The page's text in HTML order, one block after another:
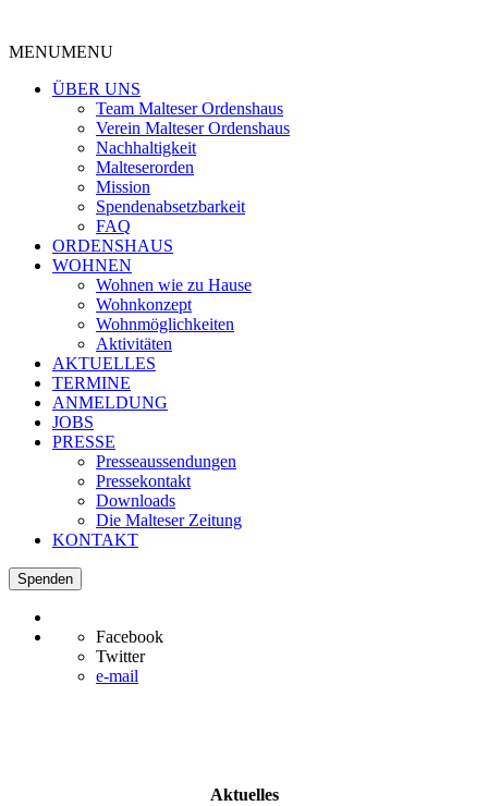
MENUMENU
ÜBER UNS
Team Malteser Ordenshaus
Verein Malteser Ordenshaus
Nachhaltigkeit
Malteserorden
Mission
Spendenabsetzbarkeit
FAQ
ORDENSHAUS
WOHNEN
Wohnen wie zu Hause
Wohnkonzept
Wohnmöglichkeiten
Aktivitäten
AKTUELLES
TERMINE
ANMELDUNG
JOBS
PRESSE
Presseaussendungen
Pressekontakt
Downloads
Die Malteser Zeitung
KONTAKT
Spenden
Facebook
Twitter
e-mail
Aktuelles